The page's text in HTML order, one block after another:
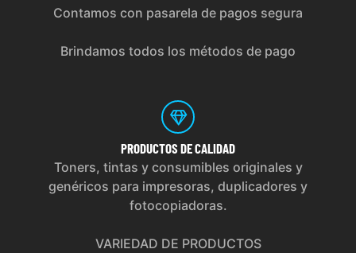
Contamos con pasarela de pagos segura
Brindamos todos los métodos de pago
PRODUCTOS DE CALIDAD
Toners, tintas y consumibles originales y
genéricos para impresoras, duplicadores y
fotocopiadoras.
VARIEDAD DE PRODUCTOS